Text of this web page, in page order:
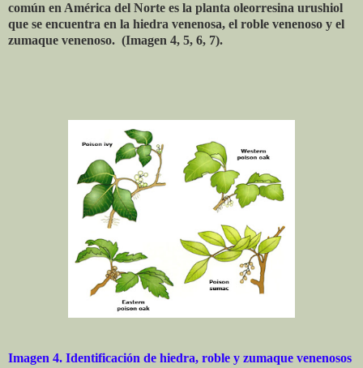
común en América del Norte es la planta oleorresina urushiol
que se encuentra en la hiedra venenosa, el roble venenoso y el
zumaque venenoso. (Imagen 4, 5, 6, 7).
Imagen 4. Identificación de hiedra, roble y zumaque venenosos